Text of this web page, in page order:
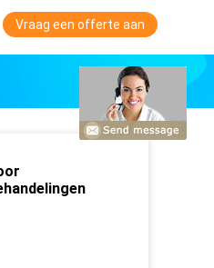
Vraag een offerte aan